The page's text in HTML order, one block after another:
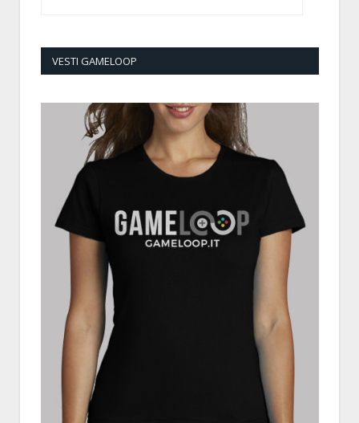
VESTI GAMELOOP